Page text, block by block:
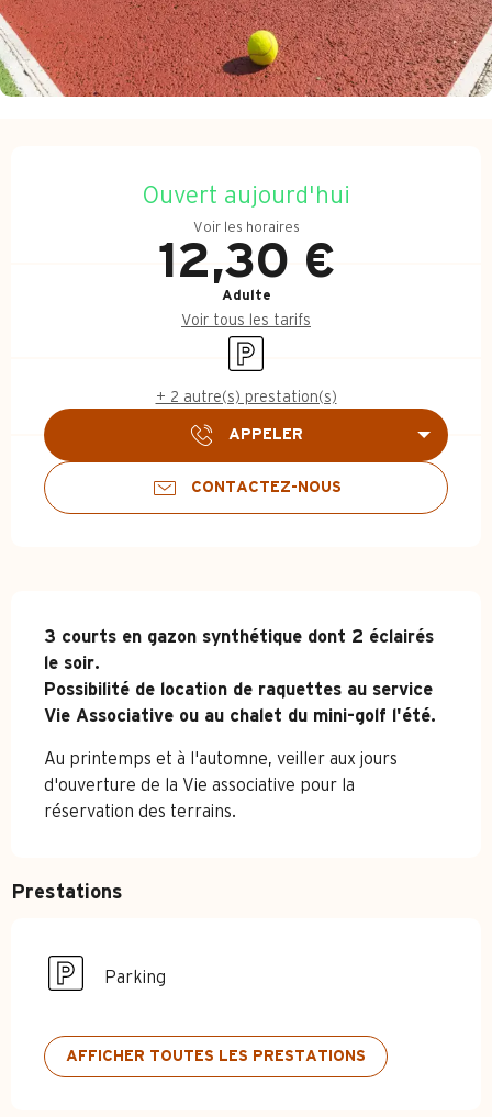
Ouvert aujourd'hui
Voir les horaires
12,30 €
Adulte
Voir tous les tarifs
Parking
+ 2 autre(s) prestation(s)
APPELER
CONTACTEZ-NOUS
Description
3 courts en gazon synthétique dont 2 éclairés
le soir.
Possibilité de location de raquettes au service
Vie Associative ou au chalet du mini-golf l'été.
Au printemps et à l'automne, veiller aux jours
d'ouverture de la Vie associative pour la
réservation des terrains.
Prestations
Parking
AFFICHER TOUTES LES PRESTATIONS